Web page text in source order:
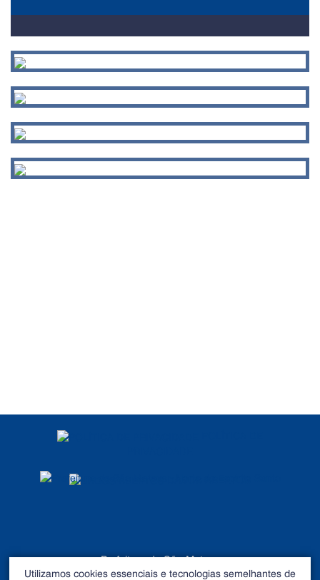
Prefeitura de São Mateus
©2026 - Todos os direitos reservados
Utilizamos cookies essenciais e tecnologias semelhantes de